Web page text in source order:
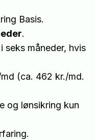
Basis.
.
seks måneder, hvis
(ca. 462 kr./md.
og lønsikring kun